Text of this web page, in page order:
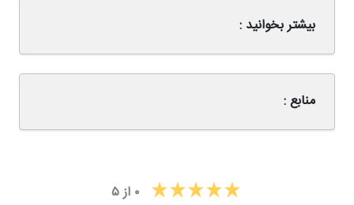
بیشتر بخوانید :
منابع :
۰ از۵